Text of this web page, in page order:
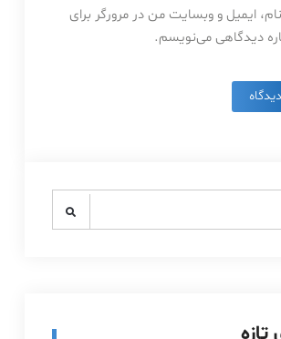
ایمیل و وبسایت من در مرورگر برای
دیدگاهی می‌نویسم.